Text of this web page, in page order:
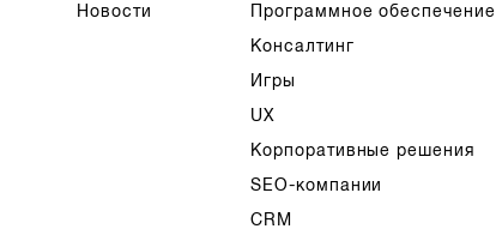
Новости
Программное обеспечение
Консалтинг
Игры
UX
Корпоративные решения
SEO-компании
CRM